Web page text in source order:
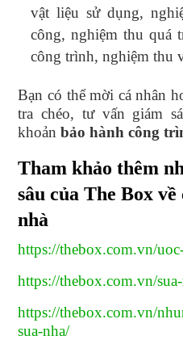
vật liệu sử dụng,
công, nghiệm thu quá
công trình, nghiệm thu
Bạn có thể mời cá nhân
tra chéo, tư vấn giám
khoảnbảo hành công
Tham khảo thêm
sâu của The Box
nhà
https://thebox.com.vn/
https://thebox.com.vn/
https://thebox.com.vn/
sua-nha/